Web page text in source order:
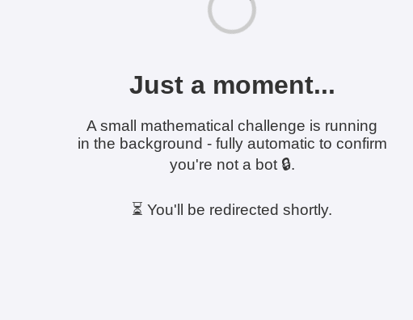
Just a moment...
A small mathematical challenge is running
in the background - fully automatic to confirm
you're not a bot 🔒.
⏳ You'll be redirected shortly.